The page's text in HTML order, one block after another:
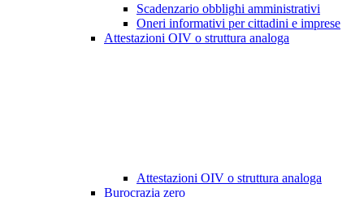
Scadenzario obblighi amministrativi
Oneri informativi per cittadini e imprese
Attestazioni OIV o struttura analoga
Attestazioni OIV o struttura analoga
Burocrazia zero